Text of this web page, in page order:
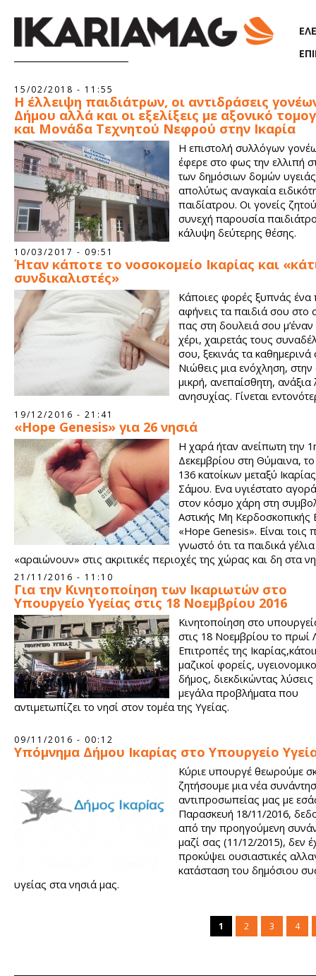
15/02/2018 - 11:55
Η έλλειψη παιδιάτρων, οι αντιδράσεις
Δήμου αλλά και οι εξελίξεις με αξονικό
και Μονάδα Τεχνητού Νεφρού στην Ικαρία
Η επιστολή συλλόγων
έφερε στο φως την ελλιπή
των δημόσιων δομών
απολύτως αναγκαία
παιδίατρου. Οι γονείς
συνεχή παρουσία
κάλυψη δεύτερης θέσης.
10/03/2017 - 09:51
Ήταν κάποτε το νοσοκομείο Ικαρίας και
συνδικαλιστές»
Κάποιες φορές ξυπνάς ένα
αφήνεις τα παιδιά σου στο
πας στη δουλειά σου
χέρι, χαιρετάς τους
σου, ξεκινάς τα καθημερινά
Νιώθεις μια ενόχληση,
μικρή, ανεπαίσθητη, ανάξια
ανησυχίας. Γίνεται
λεπτά περνούν. Λες, δε θά ‘ναι τίποτα, και αυτό θα περάσει.
τα καθημερινά, κάνοντας πως δε συμβαίνει τίποτα,η δουλειά
να περιμένει.
19/12/2016 - 21:41
«Hope Genesis» για 26 νησιά
Η χαρά ήταν ανείπωτη την
Δεκεμβρίου στη Θύμαινα,
136 κατοίκων μεταξύ
Σάμου. Ενα υγιέστατο
στον κόσμο χάρη στη
Αστικής Μη Κερδοσκοπικής
«Hope Genesis». Είναι τοις
γνωστό ότι τα παιδικά γέλια
«αραιώνουν» στις ακριτικές περιοχές της χώρας και δη στα
Σύμφωνα με στοιχεία της ΕΛΣΤΑΤ και της Eurostat, είκοσι
σταθερό ρυθμό γεννήσεων έως το 2008 σημειώνουν έκτοτε
γεννήσεις.
21/11/2016 - 11:10
Για την Κινητοποίηση των Ικαριωτών στο
Υπουργείο Υγείας στις 18 Νοεμβρίου 2016
Κινητοποίηση στο
στις 18 Νοεμβρίου το πρωί
Επιτροπές της
μαζικοί φορείς,
δήμος, διεκδικώντας λύσεις
μεγάλα προβλήματα που
αντιμετωπίζει το νησί στον τομέα της Υγείας.
09/11/2016 - 00:12
Υπόμνημα Δήμου Ικαρίας στο Υπουργείο
Κύριε υπουργέ θεωρούμε
ζητήσουμε μια νέα
αντιπροσωπείας μας με
Παρασκευή 18/11/2016,
από την προηγούμενη
μαζί σας (11/12/2015), δεν
προκύψει ουσιαστικές
κατάσταση του δημόσιου
υγείας στα νησιά μας.
1 2 3 4